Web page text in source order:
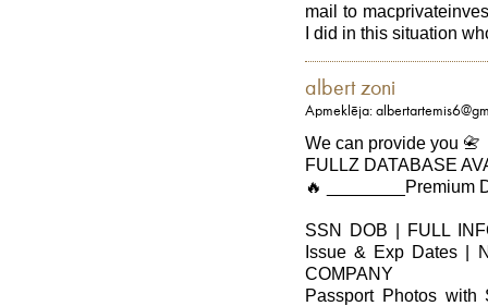
mail to
I did in this situation
albert zoni
Apmeklēja:
We can provide you 📇
FULLZ DATABASE
🔥 ________Premium
SSN DOB | FULL
Issue & Exp Dates |
COMPANY
Passport Photos